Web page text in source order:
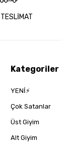
Kategoriler
YENİ⚡
Çok Satanlar
Üst Giyim
Alt Giyim